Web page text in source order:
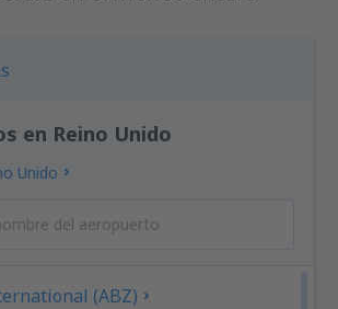
en Reino Unido
Unido
(ABZ)